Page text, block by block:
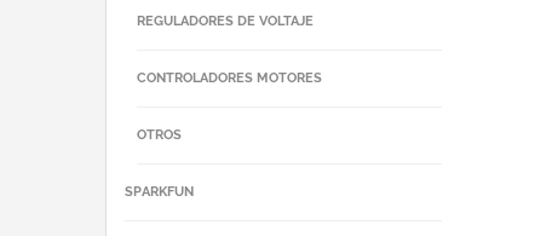
REGULADORES DE VOLTAJE
CONTROLADORES MOTORES
OTROS
SPARKFUN